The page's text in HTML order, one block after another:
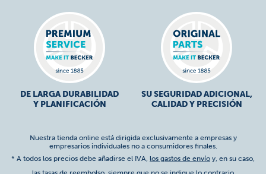
DE LARGA DURABILIDAD
Y PLANIFICACIÓN
SU SEGURIDAD ADICIONAL,
CALIDAD Y PRECISIÓN
Nuestra tienda online está dirigida exclusivamente a empresas y
empresarios individuales no a consumidores finales.
* A todos los precios debe añadirse el IVA, los gastos de envío y, en su caso,